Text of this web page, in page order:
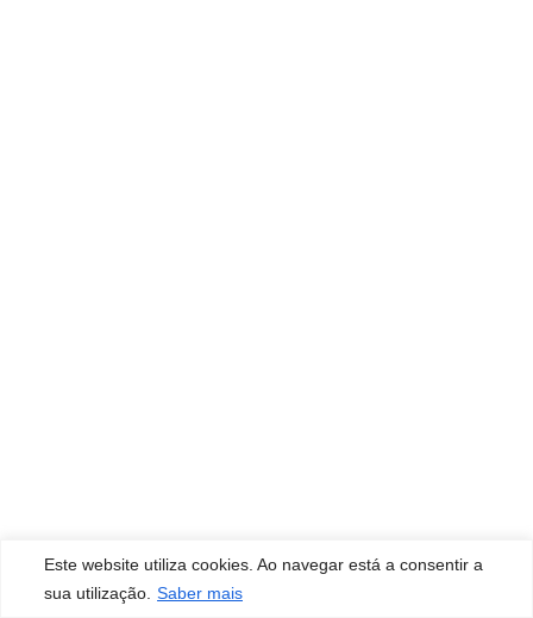
Este website utiliza cookies. Ao navegar está a consentir a
sua utilização. Saber mais